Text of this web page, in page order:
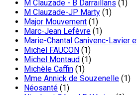
M Clauzade - B Darraillans (1)
M Clauzade-JP Marty (1)
Major Mouvement (1)
Marc-Jean Lefèvre (1)
Marie-Chantal Canivenc-Lavier
Michel FAUCON (1)
Michel Montaud (1)
Michèle Caffin (1)
Mme Annick de Souzenelle (1)
Néosanté (1)